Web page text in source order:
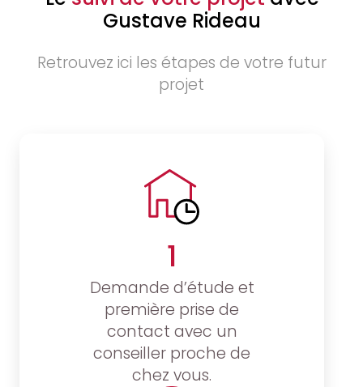
Gustave Rideau
Retrouvez ici les étapes de votre futur
projet
1
Demande d’étude et
première prise de
contact avec un
conseiller proche de
chez vous.